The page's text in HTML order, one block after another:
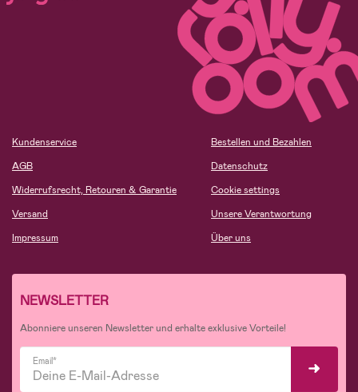
Kundenservice
AGB
Widerrufsrecht, Retouren & Garantie
Versand
Impressum
Bestellen und Bezahlen
Datenschutz
Cookie settings
Unsere Verantwortung
Über uns
NEWSLETTER
Abonniere unseren Newsletter und erhalte exklusive Vorteile!
Email*